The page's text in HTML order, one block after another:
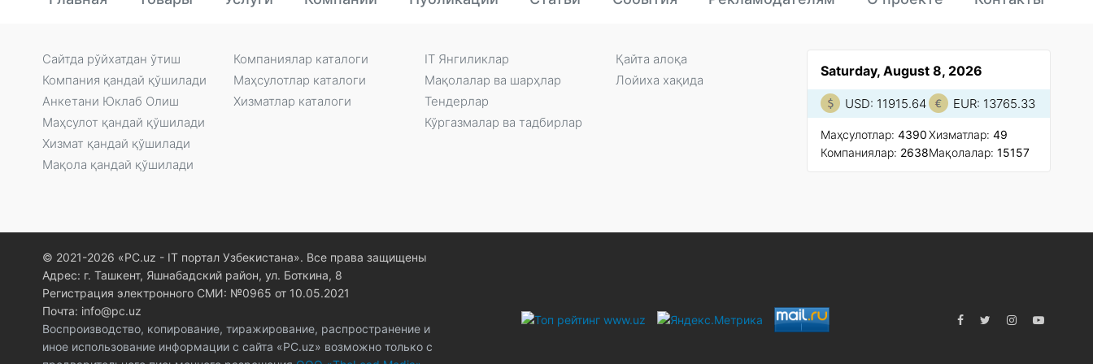
Saturday, August 8, 2026
USD: 11915.64 EUR: 13765.33
Маҳсулотлар: 4390
Компаниялар: 2638
Xизматлар: 49
Мақолалар: 15157
Сайтда рўйxатдан ўтиш
Компания қандай қўшилади
Анкетани Юклаб Олиш
Маҳсулот қандай қўшилади
Xизмат қандай қўшилади
Мақола қандай қўшилади
Компаниялар каталоги
Маҳсулотлар каталоги
Xизматлар каталоги
IT Янгиликлар
Мақолалар ва шарҳлар
Тендерлар
Кўргазмалар ва тадбирлар
Қайта алоқа
Лойиха хақида
© 2021-2026 «PC.uz - IT портал Узбекистана». Все права защищены
Адрес: г. Ташкент, Яшнабадский район, ул. Боткина, 8
Регистрация электронного СМИ: №0965 от 10.05.2021
Почта: info@pc.uz
Воспроизводство, копирование, тиражирование, распространение и
иное использование информации с сайта «PC.uz» возможно только с